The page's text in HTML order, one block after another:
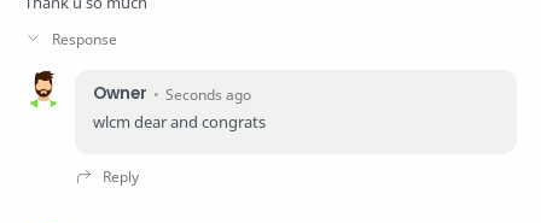
Owner Seconds ago
wlcm dear and congrats